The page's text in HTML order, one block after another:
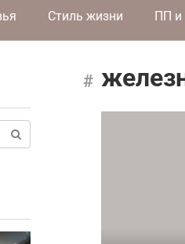
Стиль жизни ПП и